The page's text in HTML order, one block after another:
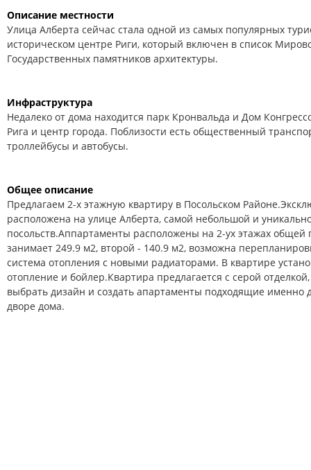
Описание местности
Улица Алберта сейчас стала одной из самых популярных
историческом центре Риги, который включен в список
Государственных памятников архитектуры.
Инфраструктура
Недалеко от дома находится парк Кронвальда и Дом
Рига и центр города. Поблизости есть общественный
троллейбусы и автобусы.
Общее описание
Предлагаем 2-х этажную квартиру в Посольском Районе.
расположена на улице Алберта, самой небольшой и
посольств.Аппартаменты расположены на 2-ух этажах общей
занимает 249.9 м2, второй - 140.9 м2, возможна
система отопления с новыми радиаторами. В квартире
отопление и бойлер.Квартира предлагается с серой
выбрать дизайн и создать апартаменты подходящие именно
дворе дома.